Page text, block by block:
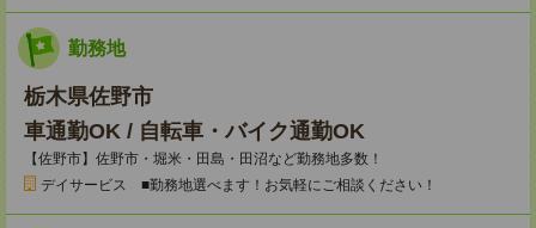
勤務地
栃木県佐野市
車通勤OK / 自転車・バイク通勤OK
【佐野市】佐野市・堀米・田島・田沼など勤務地多数！
デイサービス ■勤務地選べます！お気軽にご相談ください！